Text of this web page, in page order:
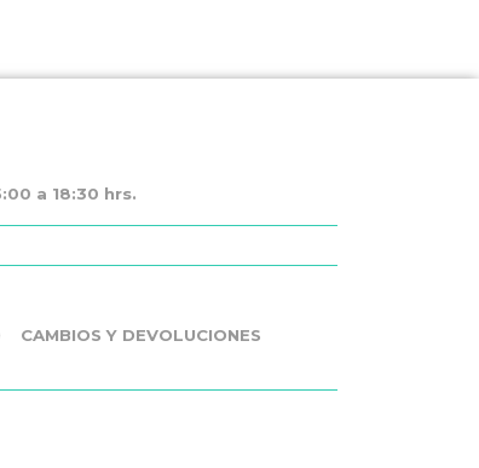
a 18:30 hrs.
CAMBIOS Y DEVOLUCIONES